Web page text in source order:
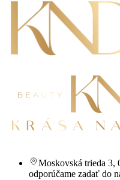
Moskovská trieda 3,
odporúčame zadať do